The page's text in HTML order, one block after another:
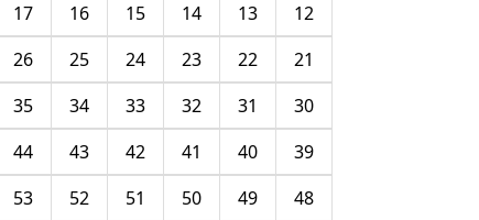
12
13
14
15
16
17
21
22
23
24
25
26
30
31
32
33
34
35
39
40
41
42
43
44
48
49
50
51
52
53